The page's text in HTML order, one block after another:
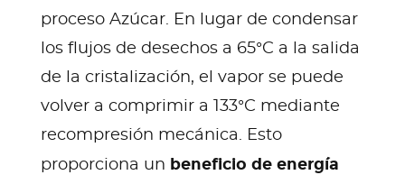
proceso Azúcar. En lugar de condensar
los flujos de desechos a 65°C a la salida
de la cristalización, el vapor se puede
volver a comprimir a 133°C mediante
recompresión mecánica. Esto
proporciona un beneficio de energía